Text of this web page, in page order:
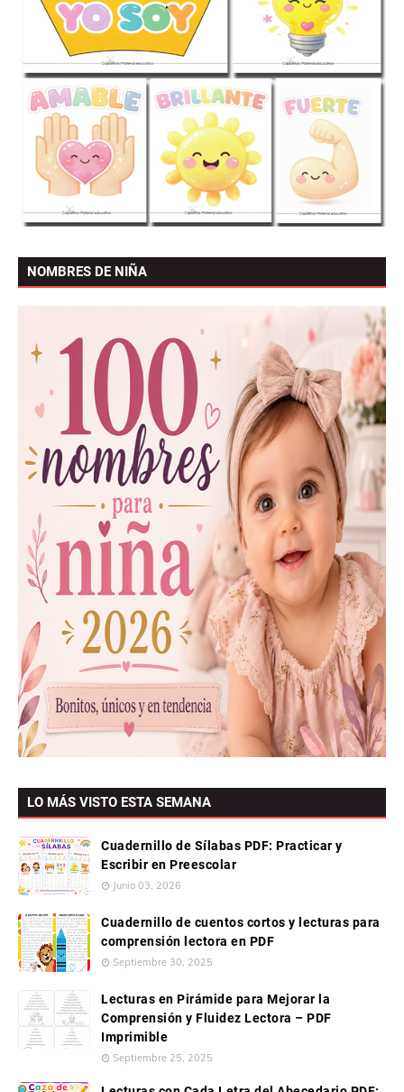
NOMBRES DE NIÑA
LO MÁS VISTO ESTA SEMANA
Cuadernillo de Sílabas PDF: Practicar y
Escribir en Preescolar
Junio 03, 2026
Cuadernillo de cuentos cortos y lecturas para
comprensión lectora en PDF
Septiembre 30, 2025
Lecturas en Pirámide para Mejorar la
Comprensión y Fluidez Lectora – PDF
Imprimible
Septiembre 25, 2025